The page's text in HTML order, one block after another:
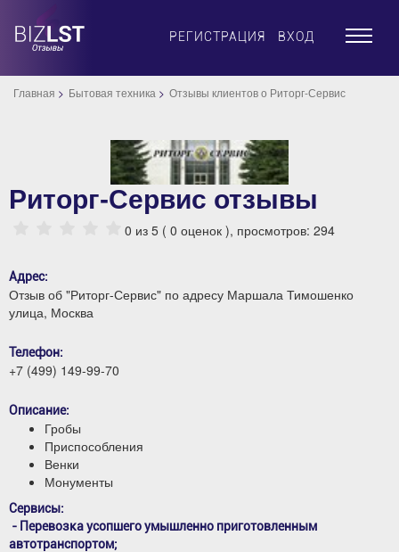
РЕГИСТРАЦИЯ ВХОД ×
Главная Бытовая техника Отзывы клиентов о Риторг-Сервис
Риторг-Сервис отзывы
0 из 5 ( 0 оценок ), просмотров: 294
Адрес:
Отзыв об "Риторг-Сервис" по адресу Маршала Тимошенко
улица, Москва
Телефон:
+7 (499) 149-99-70
Описание:
Гробы
Приспособления
Венки
Монументы
Сервисы:
- Перевозка усопшего умышленно приготовленным
автотранспортом;